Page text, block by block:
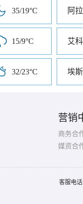
35/19°C 阿
15/9°C 艾科
32/23°C 埃
营销
商务合
媒资合
客服电